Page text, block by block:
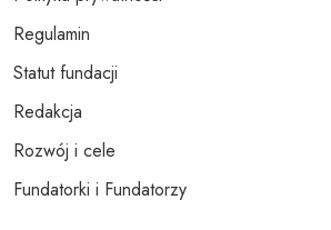
Regulamin
Statut fundacji
Redakcja
Rozwój i cele
Fundatorki i Fundatorzy